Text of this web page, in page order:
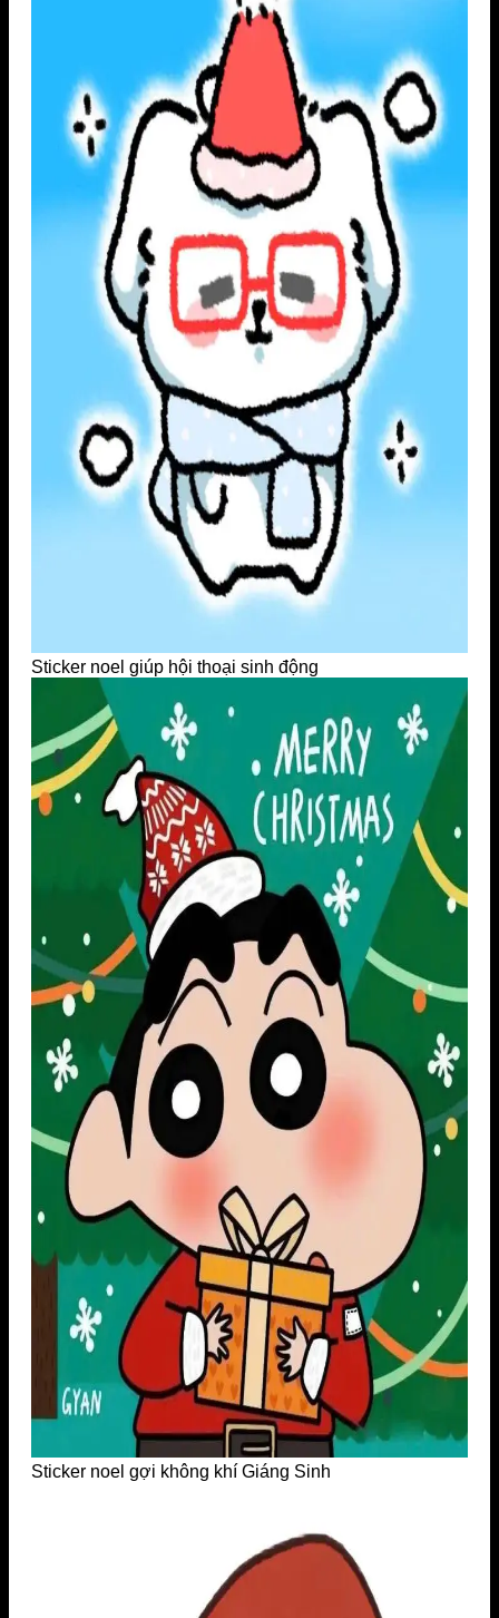
Sticker noel giúp hội thoại sinh động
Sticker noel gợi không khí Giáng Sinh